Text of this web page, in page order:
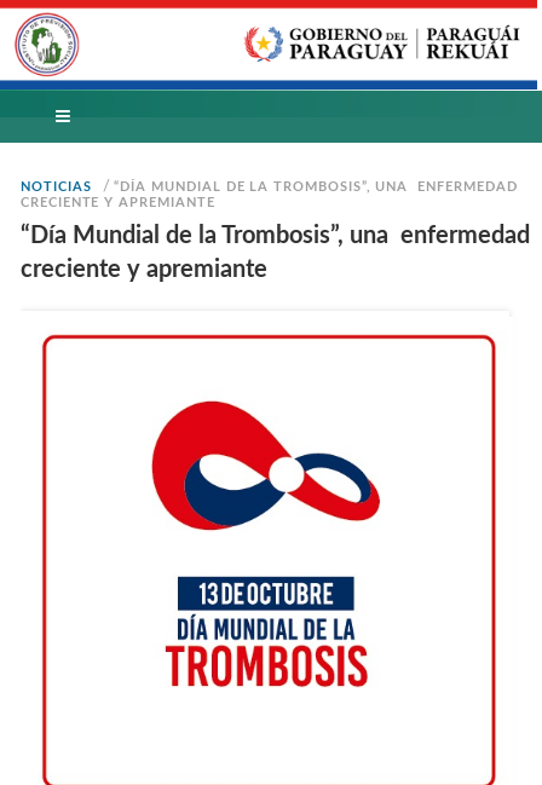
NOTICIAS /“DÍA MUNDIAL DE LA TROMBOSIS”, UNA ENFERMEDAD
CRECIENTE Y APREMIANTE
“Día Mundial de la Trombosis”, una enfermedad
creciente y apremiante